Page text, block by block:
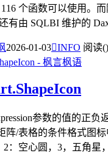
个函数可以使用。
有由 SQLBI 维护的
2026-01-03INFO 阅读()
参数的值的正负
阵/表格的条件格式图
：空心圆，3，五角星